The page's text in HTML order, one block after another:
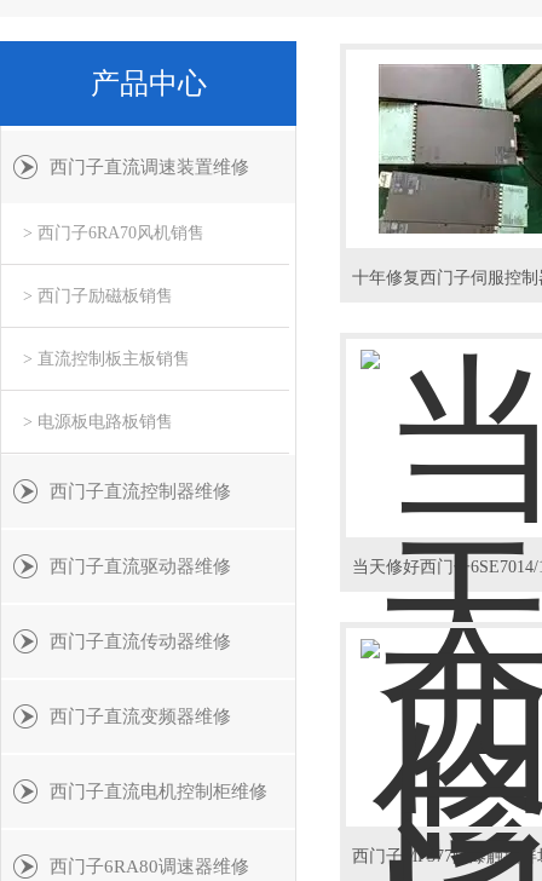
产品中心
西门子直流调速装置维修
> 西门子6RA70风机销售
> 西门子励磁板销售
> 直流控制板主板销售
> 电源板电路板销售
西门子直流控制器维修
西门子直流驱动器维修
西门子直流传动器维修
西门子直流变频器维修
西门子直流电机控制柜维修
西门子6RA80调速器维修